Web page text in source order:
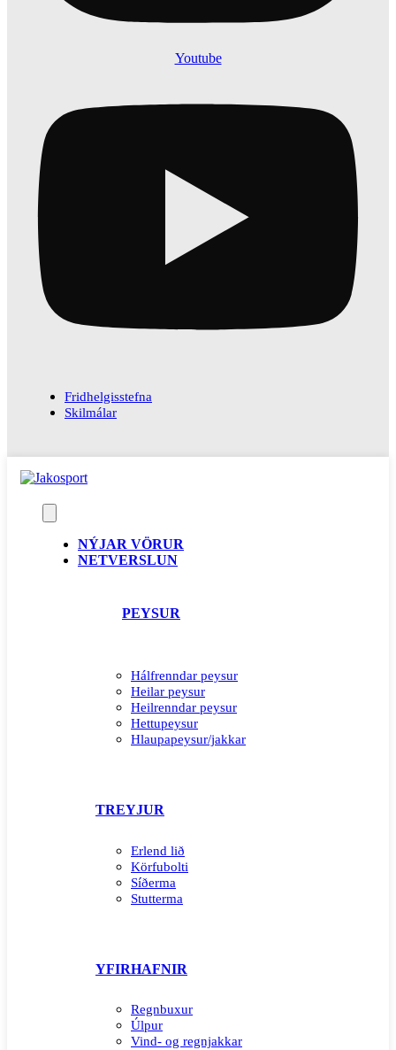
Youtube
Fridhelgisstefna
Skilmálar
NÝJAR VÖRUR
NETVERSLUN
PEYSUR
Hálfrenndar peysur
Heilar peysur
Heilrenndar peysur
Hettupeysur
Hlaupapeysur/jakkar
TREYJUR
Erlend lið
Körfubolti
Síðerma
Stutterma
YFIRHAFNIR
Regnbuxur
Úlpur
Vind- og regnjakkar